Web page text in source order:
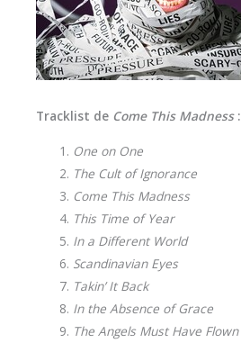
Tracklist de Come This Madness:
One on One
The Cult of Ignorance
Come This Madness
This Time of Year
In a Different World
Scandinavian Eyes
Takin’ It Back
In the Absence of Grace
The Angels Must Have Flown